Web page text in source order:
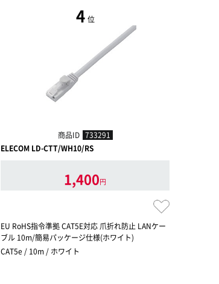
4 位
商品ID 733291
ELECOM LD-CTT/WH10/RS
1,400円
EU RoHS指令準拠 CAT5E対応 爪折れ防止 LANケー
ブル 10m/簡易パッケージ仕様(ホワイト)
CAT5e / 10m / ホワイト